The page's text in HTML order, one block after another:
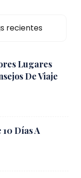
recientes
Lugares
De Viaje
Días A